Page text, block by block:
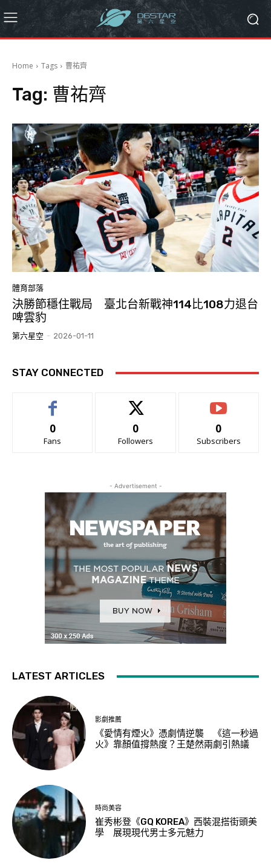
Home Tags 曹祐齊
Tag: 曹祐齊
體育部落
決勝節穩住戰局 臺北台新戰神114比108力退台
啤雲豹
第六星空 - 2026-01-11
STAY CONNECTED
0
Fans
0
Followers
0
Subscribers
- Advertisement -
LATEST ARTICLES
影劇推薦
《愛情有煙火》憑劇情逆襲 《這一秒過
火》靠顏值撐熱度？王楚然兩劇引熱議
時尚美容
崔秀彬登《GQ KOREA》西裝混搭街頭美
學 展現現代男士多元魅力